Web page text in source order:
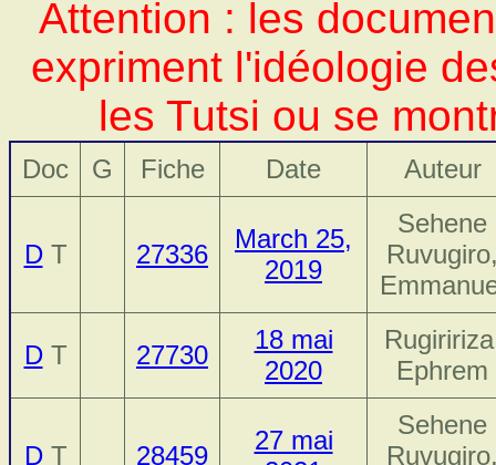
Attention : les
expriment l'idéologie
les Tutsi ou se
Doc G Fiche Date Auteur
DT 27336
March 25,
2019
Sehene
DT 27730
18 mai
2020
Ephrem
DT 28459
27 mai
Sehene